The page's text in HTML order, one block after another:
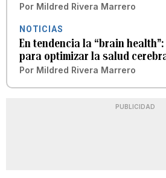
Por Mildred Rivera Marrero
NOTICIAS
En tendencia la “brain
para optimizar la salud
Por Mildred Rivera Marrero
PUBLICIDAD